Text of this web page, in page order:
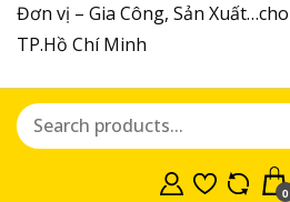
Đơn vị – Gia Công, Sản
TP.Hồ Chí Minh
0